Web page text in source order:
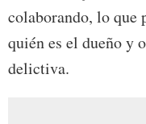
colaborando, lo que
quién es el dueño y
delictiva.